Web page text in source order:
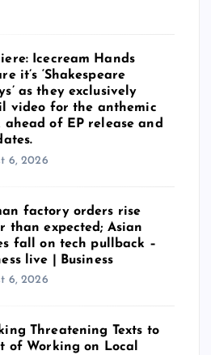
Icecream Hands
it’s ‘Shakespeare
as they exclusively
video for the anthemic
ahead of EP release and
6, 2026
factory orders rise
than expected; Asian
fall on tech pullback –
live | Business
6, 2026
Threatening Texts to
of Working on Local